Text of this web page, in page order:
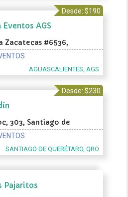
AGS
Desde: $190
Zacatecas #6536,
AGUASCALIENTES, AGS
Desde: $230
303, Santiago de
SANTIAGO DE QUERÉTARO, QRO
Pajaritos